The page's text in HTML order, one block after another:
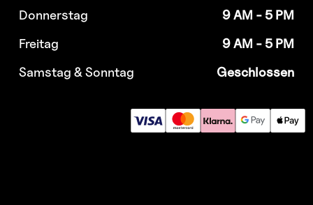
Donnerstag
9 AM - 5 PM
Freitag
9 AM - 5 PM
Samstag & Sonntag
Geschlossen